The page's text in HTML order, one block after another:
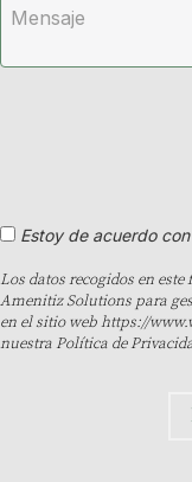
Estoy de acuerdo
Los datos recogidos en
Amenitiz Solutions para
en el sitio web https://
nuestra Política de